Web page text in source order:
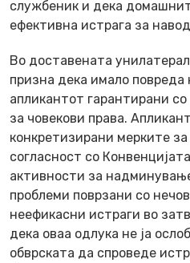
службеник и дека
ефективна истрага за
Во доставената
призна дека имало повреда
апликантот гарантирани
за човекови права.
конкретизирани мерките
согласност со
активности за
проблеми поврзани со
неефикасни истраги во
дека оваа одлука не ја
обврската да спроведе